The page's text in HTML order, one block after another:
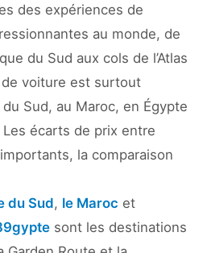
des expériences de
au monde, de
du Sud aux cols de l’Atlas
voiture est surtout
Sud, au Maroc, en Égypte
Les écarts de prix entre
la comparaison
du Sud, le Maroc et
sont les destinations